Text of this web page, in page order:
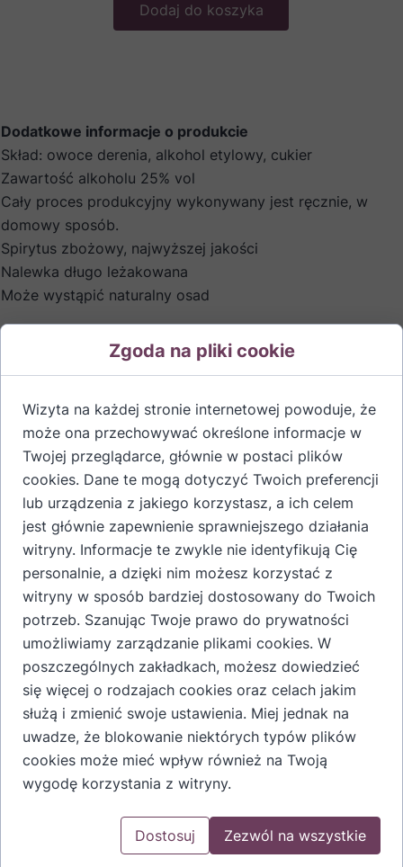
Dodaj do koszyka
Dodatkowe informacje o produkcie
Skład: owoce derenia, alkohol etylowy, cukier
Zawartość alkoholu 25% vol
Cały proces produkcyjny wykonywany jest ręcznie, w
domowy sposób.
Spirytus zbożowy, najwyższej jakości
Nalewka długo leżakowana
Może wystąpić naturalny osad
Wyjątkowy smak i tradycja -
nalewka staropolska z
derenia
Nalewka Staropolska z Derenia 500 ml marki Nalewki
Staropolskie zachwyca klasycznym charakterem i od
pierwszego kontaktu przywodzi na myśl dawne receptury.
Rubinowa barwa podkreśla szlachetny wygląd trunku, a w
smaku wyczuwasz harmonijne połączenie słodyczy z
lekką kwasowością, które nadaje całości wyrazistości. Ta
nalewka z derenia powstaje ręcznie, w domowy sposób, z
dbałością o każdy etap przygotowania, a długie
leżakowanie buduje pełnię aromatu i spójność profilu. W
efekcie otrzymujesz trunek, który łączy tradycję z
elegancją i dobrze sprawdza się wtedy, gdy szukasz
Zgoda na pliki cookie
Wizyta na każdej stronie internetowej powoduje, że
może ona przechowywać określone informacje w
Twojej przeglądarce, głównie w postaci plików
cookies. Dane te mogą dotyczyć Twoich preferencji
lub urządzenia z jakiego korzystasz, a ich celem
jest głównie zapewnienie sprawniejszego działania
witryny. Informacje te zwykle nie identyfikują Cię
personalnie, a dzięki nim możesz korzystać z
witryny w sposób bardziej dostosowany do Twoich
potrzeb. Szanując Twoje prawo do prywatności
umożliwiamy zarządzanie plikami cookies. W
poszczególnych zakładkach, możesz dowiedzieć
się więcej o rodzajach cookies oraz celach jakim
służą i zmienić swoje ustawienia. Miej jednak na
uwadze, że blokowanie niektórych typów plików
cookies może mieć wpływ również na Twoją
wygodę korzystania z witryny.
Dostosuj Zezwól na wszystkie